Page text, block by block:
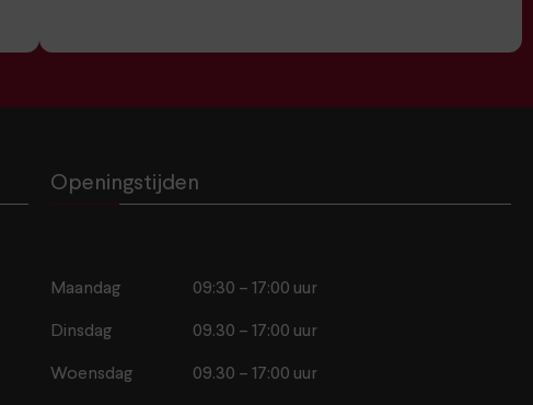
Openingstijden
Maandag 09:30 – 17:00 uur
Dinsdag 09.30 – 17:00 uur
Woensdag 09.30 – 17:00 uur